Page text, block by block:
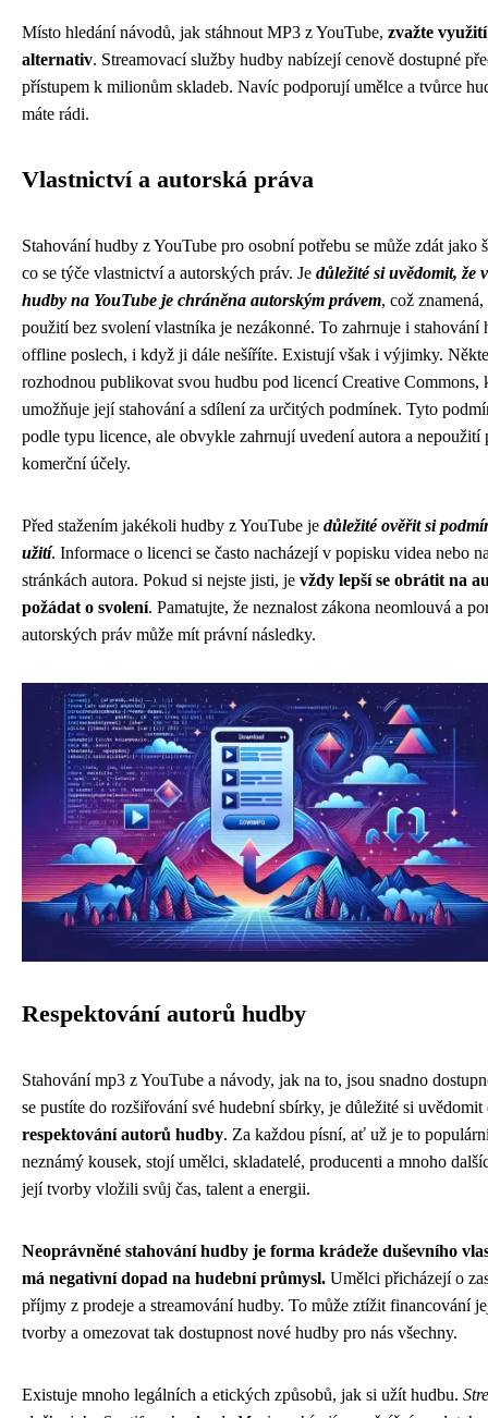
Místo hledání návodů, jak stáhnout MP3 z YouTube, zvažte
alternativ. Streamovací služby hudby nabízejí cenově dostupné
přístupem k milionům skladeb. Navíc podporují umělce a tvůrce
máte rádi.
Vlastnictví a autorská práva
Stahování hudby z YouTube pro osobní potřebu se může zdát jako
co se týče vlastnictví a autorských práv. Je důležité si uvědomit, že
hudby na YouTube je chráněna autorským právem, což
použití bez svolení vlastníka je nezákonné. To zahrnuje i stahování
offline poslech, i když ji dále nešíříte. Existují však i výjimky.
rozhodnou publikovat svou hudbu pod licencí Creative Commons,
umožňuje její stahování a sdílení za určitých podmínek. Tyto
podle typu licence, ale obvykle zahrnují uvedení autora a nepoužití
komerční účely.
Před stažením jakékoli hudby z YouTube je důležité ověřit si
užití. Informace o licenci se často nacházejí v popisku videa nebo
stránkách autora. Pokud si nejste jisti, je vždy lepší se obrátit na
požádat o svolení. Pamatujte, že neznalost zákona neomlouvá a
autorských práv může mít právní následky.
Respektování autorů hudby
Stahování mp3 z YouTube a návody, jak na to, jsou snadno
se pustíte do rozšiřování své hudební sbírky, je důležité si uvědomit
respektování autorů hudby. Za každou písní, ať už je to
neznámý kousek, stojí umělci, skladatelé, producenti a mnoho
její tvorby vložili svůj čas, talent a energii.
Neoprávněné stahování hudby je forma krádeže duševního
má negativní dopad na hudební průmysl. Umělci přicházejí o
příjmy z prodeje a streamování hudby. To může ztížit financování
tvorby a omezovat tak dostupnost nové hudby pro nás všechny.
Existuje mnoho legálních a etických způsobů, jak si užít hudbu.